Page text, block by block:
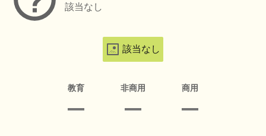
該当なし
該当なし
教育 非商用 商用